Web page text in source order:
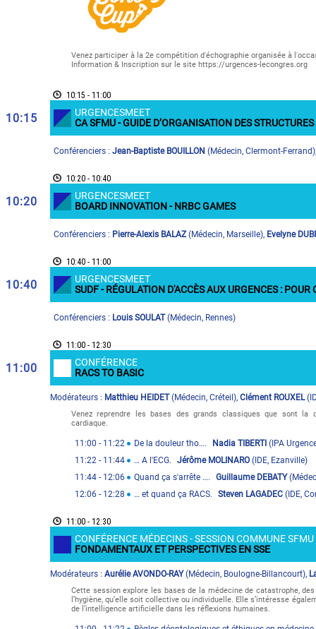
Venez participer à la 2e compétition d'échographie organisée à
Information & Inscription sur le site https://urgences-lecongres.org
10:15
10:15 - 11:00
URGENCESMEET
CA SFMU - GUIDE D’ORGANISATION DES
Conférenciers : Jean-Baptiste BOUILLON (Médecin, Clermont-Ferrand),
10:20
10:20 - 10:40
URGENCESMEET
BOARD INNOVATION - NRBC GAMES
Conférenciers : Pierre-Alexis BALAZ(Médecin, Marseille), Evelyne
10:40
10:40 - 11:00
URGENCESMEET
SUDF - RÉGULATION D'ACCÈS AUX URGENCES : POUR
Conférenciers : Louis SOULAT(Médecin, Rennes)
11:00
11:00 - 12:30
CONFÉRENCE
RACS TO BASIC
Modérateurs : Matthieu HEIDET(Médecin, Créteil ), Clément ROUXEL(
Venez reprendre les bases des grands classiques que sont la
cardiaque.
11:00 - 11:22 De la douleur tho…. Nadia TIBERTI ( IPA
11:22 - 11:44 … A l'ECG. Jérôme MOLINARO ( IDE, Ezanville)
11:44 - 12:06 Quand ça s'arrête …. Guillaume DEBATY(
12:06 - 12:28 … et quand ça RACS. Steven LAGADEC ( IDE,
11:00 - 12:30
CONFÉRENCE MÉDECINS - SESSION COMMUNE
FONDAMENTAUX ET PERSPECTIVES EN SSE
Modérateurs : Aurélie AVONDO-RAY(Médecin, Boulogne-Billancourt),
Cette session explore les bases de la médecine de catastrophe,
l’hygiène, qu’elle soit collective ou individuelle. Elle s’intéresse
de l’intelligence artificielle dans les réflexions humaines.